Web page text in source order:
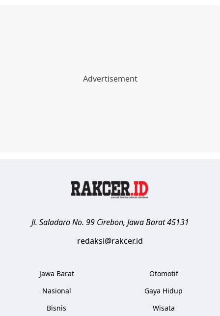
Jl. Saladara No. 99 Cirebon, Jawa Barat 45131
redaksi@rakcer.id
Jawa Barat
Nasional
Bisnis
Otomotif
Gaya Hidup
Wisata